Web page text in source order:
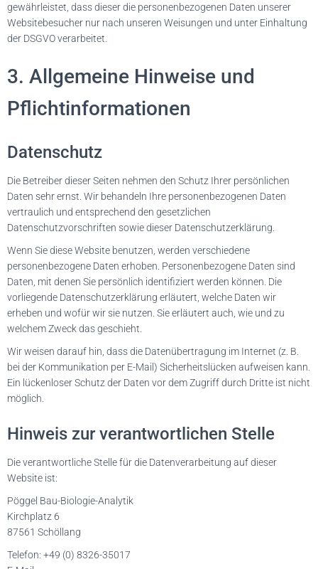
gewährleistet, dass dieser die personenbezogenen Daten unserer
Websitebesucher nur nach unseren Weisungen und unter Einhaltung
der DSGVO verarbeitet.
3. Allgemeine Hinweise und
Pflicht­informationen
Datenschutz
Die Betreiber dieser Seiten nehmen den Schutz Ihrer persönlichen
Daten sehr ernst. Wir behandeln Ihre personenbezogenen Daten
vertraulich und entsprechend den gesetzlichen
Datenschutzvorschriften sowie dieser Datenschutzerklärung.
Wenn Sie diese Website benutzen, werden verschiedene
personenbezogene Daten erhoben. Personenbezogene Daten sind
Daten, mit denen Sie persönlich identifiziert werden können. Die
vorliegende Datenschutzerklärung erläutert, welche Daten wir
erheben und wofür wir sie nutzen. Sie erläutert auch, wie und zu
welchem Zweck das geschieht.
Wir weisen darauf hin, dass die Datenübertragung im Internet (z. B.
bei der Kommunikation per E-Mail) Sicherheitslücken aufweisen kann.
Ein lückenloser Schutz der Daten vor dem Zugriff durch Dritte ist nicht
möglich.
Hinweis zur verantwortlichen Stelle
Die verantwortliche Stelle für die Datenverarbeitung auf dieser
Website ist:
Pöggel Bau-Biologie-Analytik
Kirchplatz 6
87561 Schöllang
Telefon: +49 (0) 8326-35017